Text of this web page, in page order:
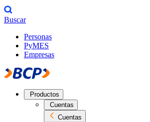
Buscar
Personas
PyMES
Empresas
Productos
Cuentas
Cuentas